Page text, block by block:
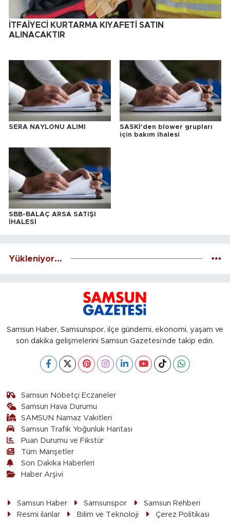
İTFAİYECİ KURTARMA KIYAFETİ SATIN
ALINACAKTIR
SERA NAYLONU ALIMI
SASKİ'den blower grupları
için bakım ihalesi
SBB-BALAÇ ARSA SATIŞI
İHALESİ
Yükleniyor...
Samsun Haber, Samsunspor, ilçe gündemi, ekonomi, yaşam ve
son dakika gelişmelerini Samsun Gazetesi’nde takip edin.
Samsun Nöbetçi Eczaneler
Samsun Hava Durumu
SAMSUN Namaz Vakitleri
Samsun Trafik Yoğunluk Haritası
Puan Durumu ve Fikstür
Tüm Manşetler
Son Dakika Haberleri
Haber Arşivi
Samsun Haber Samsunspor
Samsun Rehberi
Resmi ilanlar
Bilim ve Teknoloji
Çerez Politikası